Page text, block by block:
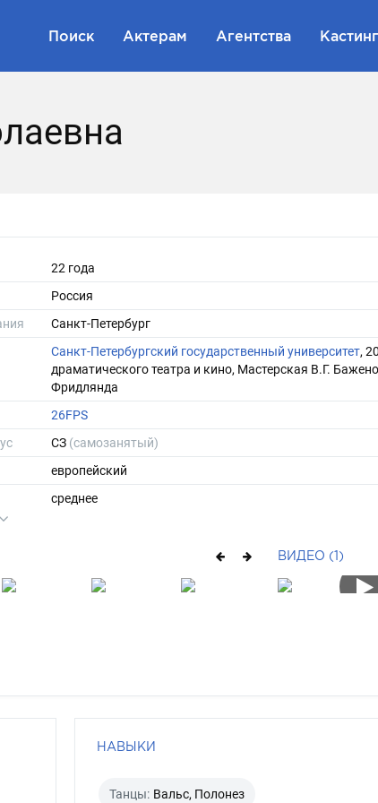
Поиск Актерам Агентства
22 года
Россия
Санкт-Петербург
Санкт-Петербургский государственный университет,
драматического театра и кино, Мастерская В.Г.
Фридлянда
26FPS
СЗ (самозанятый)
европейский
среднее
карий
ВИДЕО (1)
НАВЫКИ
Танцы: Вальс, Полонез